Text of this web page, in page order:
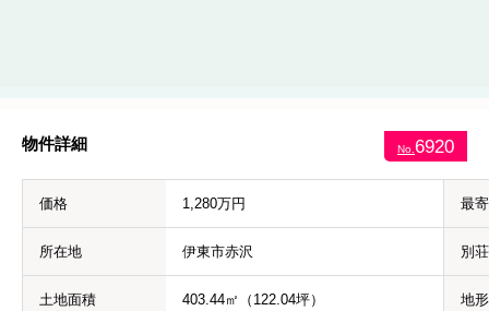
No.6920
物件詳細
価格 1,280万円 最
所在地 伊東市赤沢 別
土地面積 403.44㎡（122.04坪） 地形